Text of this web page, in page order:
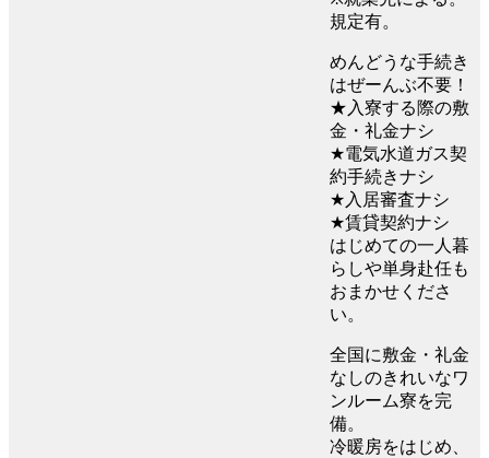
規定有。
めんどうな手続き
はぜーんぶ不要！
★入寮する際の敷
金・礼金ナシ
★電気水道ガス契
約手続きナシ
★入居審査ナシ
★賃貸契約ナシ
はじめての一人暮
らしや単身赴任も
おまかせくださ
い。
全国に敷金・礼金
なしのきれいなワ
ンルーム寮を完
備。
冷暖房をはじめ、